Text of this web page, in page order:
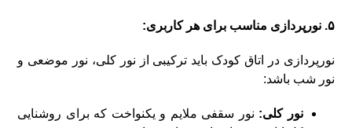
۵. نورپردازی مناسب برای هر کاربری:
نورپردازی در اتاق کودک باید ترکیبی از نور کلی، نور موضعی و
نور شب باشد:
نور کلی: نور سقفی ملایم و یکنواخت که برای روشنایی